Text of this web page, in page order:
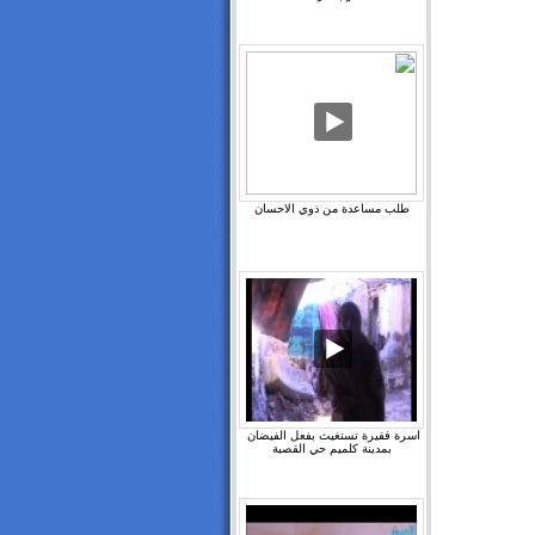
طلب مساعدة من ذوي الاحسان
اسرة فقيرة تستغيث بفعل الفيضان ‫
بمدينة كلميم حي القصبة